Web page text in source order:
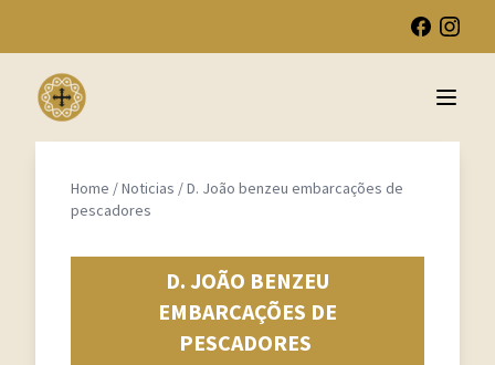
Open
Home /Noticias /D. João benzeu embarcações de
pescadores
D. JOÃO BENZEU
EMBARCAÇÕES DE
PESCADORES